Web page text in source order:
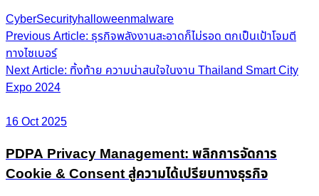
CyberSecurityhalloweenmalware
Post
navigation
Previous Article: ธุรกิจพลังงานสะอาดก็ไม่รอด ตกเป็นเป้าโจมตี
ทางไซเบอร์
Next Article: ทิ้งท้าย ความน่าสนใจในงาน Thailand Smart City
Expo 2024
16 Oct 2025
PDPA Privacy Management: พลิกการจัดการ
Cookie & Consent สู่ความได้เปรียบทางธุรกิจ